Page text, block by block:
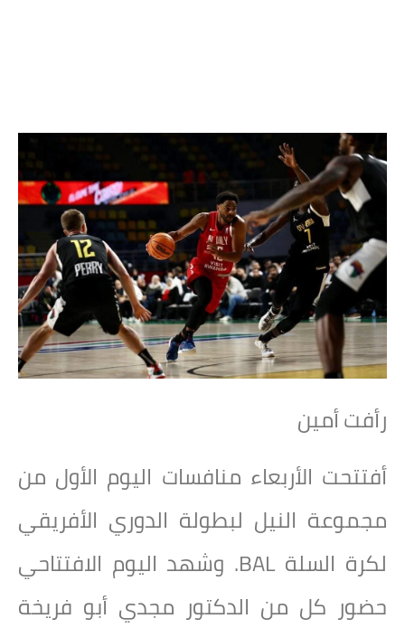
رأفت أمين
أفتتحت الأربعاء منافسات اليوم الأول من
مجموعة النيل لبطولة الدوري الأفريقي
لكرة السلة BAL. وشهد اليوم الافتتاحي
حضور كل من الدكتور مجدي أبو فريخة